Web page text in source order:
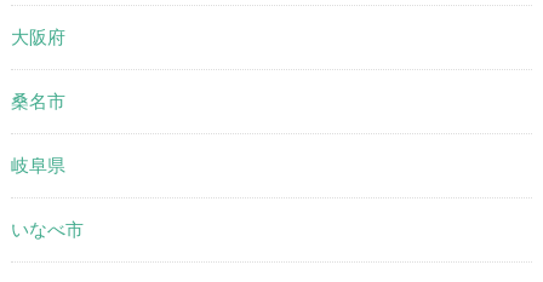
大阪府
桑名市
岐阜県
いなべ市